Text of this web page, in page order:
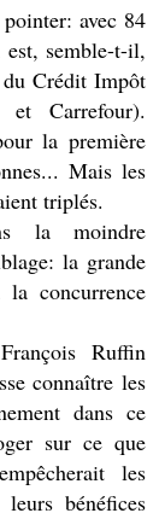
avec 84
semble-t-il,
Crédit Impôt
Carrefour).
la première
Mais les
triplés.
la moindre
la grande
concurrence
Ruffin
connaître les
dans ce
sur ce que
les
bénéfices